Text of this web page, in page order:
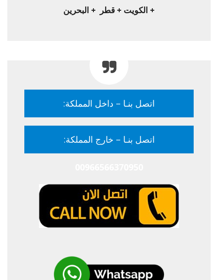
+ الكويت + قطر + البحرين
اتصل بنـا – داخل المملكة:
اتصل بنـا – خارج المملكة: